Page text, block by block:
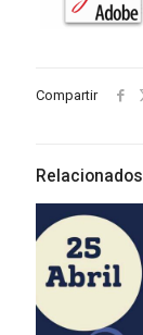
Compartir
Relacionados